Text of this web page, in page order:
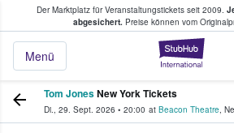
Der Marktplatz für Veranstaltungstickets seit 2009.
abgesichert.Preise können vom
Menü
Tickets kaufen &
Tom JonesNew York Tickets
Di., 29. Sept. 2026 • 20:00 at Beacon Theatre,